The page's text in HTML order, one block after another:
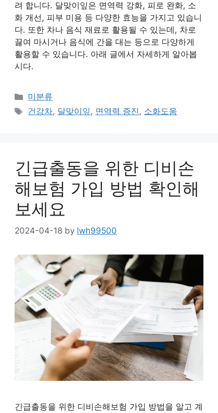
려 합니다. 달맞이잎은 면역력 강화, 피로 완화, 소
화 개선, 피부 미용 등 다양한 효능을 가지고 있습니
다. 또한 차나 음식 재료로 활용될 수 있는데, 차로
끓여 마시거나 음식에 간을 대는 등으로 다양하게
활용할 수 있습니다. 아래 글에서 자세하게 알아봅
시다.
Categories
미분류
Tags
건강차, 달맞이잎, 면역력 증진, 소화도움
긴급출동을 위한 디비손
해보험 가입 방법 확인해
보세요
2024-04-18 by lwh99500
긴급출동을 위한 디비손해보험 가입 방법을 알고 계